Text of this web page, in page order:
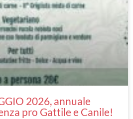
2026, annuale
pro Gattile e Canile!